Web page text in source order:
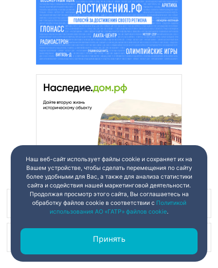
Наш канал в
Наш канал в
Наш веб-сайт использует файлы cookie и сохраняет их на
Вашем устройстве, чтобы сделать перемещения по сайту
более удобными для Вас, а также для анализа статистики
сайта и содействия нашей маркетинговой деятельности.
Продолжая просмотр этого сайта, Вы соглашаетесь на
обработку файлов cookie в соответствии с Политикой
использования АО «ГАТР» файлов cookie.
Принять